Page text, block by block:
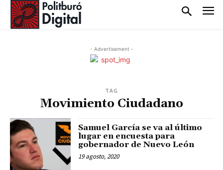
- Advertisement -
TAG
Movimiento Ciudadano
Samuel García se va al último
lugar en encuesta para
gobernador de Nuevo León
19 agosto, 2020